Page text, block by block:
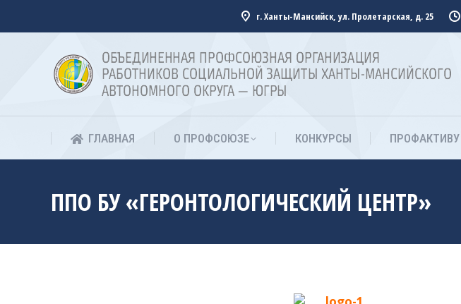
г. Ханты-Мансийск, ул. Пролетарская, д. 25
ГЛАВНАЯ О ПРОФСОЮЗЕ КОНКУРСЫ ПРОФАКТИВУ
ППО БУ «ГЕРОНТОЛОГИЧЕСКИЙ ЦЕНТР»
О ПРОФСОЮЗЕ КОНКУРСЫ ПРОФАКТИВУ